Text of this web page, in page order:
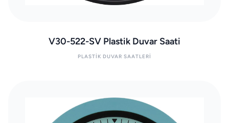
V30-522-SV Plastik Duvar Saati
PLASTIK DUVAR SAATLERI